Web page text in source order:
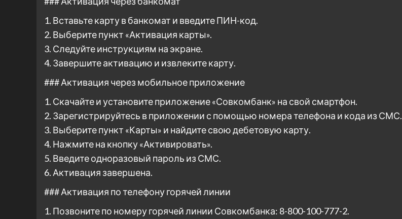
1. Вставьте карту в банкомат и введите ПИН-код.
2. Выберите пункт «Активация карты».
3. Следуйте инструкциям на экране.
4. Завершите активацию и извлеките карту.
### Активация через мобильное приложение
1. Скачайте и установите приложение «Совкомбанк» на свой смартфон.
2. Зарегистрируйтесь в приложении с помощью номера телефона и кода из СМС.
3. Выберите пункт «Карты» и найдите свою дебетовую карту.
4. Нажмите на кнопку «Активировать».
5. Введите одноразовый пароль из СМС.
6. Активация завершена.
### Активация по телефону горячей линии
1. Позвоните по номеру горячей линии Совкомбанка: 8-800-100-777-2.